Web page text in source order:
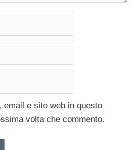
email e sito web in questo
volta che commento.